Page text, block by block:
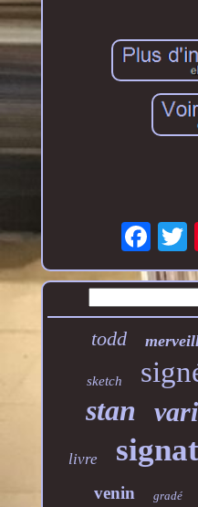
todd
sketch
stan
livre
venin gradé